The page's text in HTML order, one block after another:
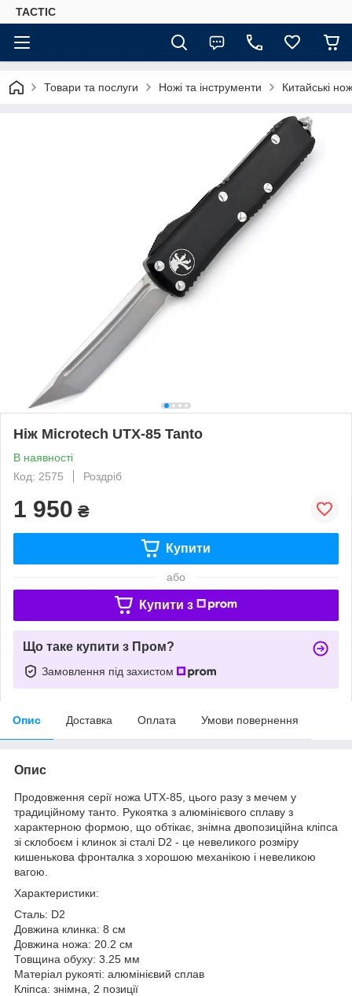
TACTIC
Товари та послуги Ножі та інструменти Китайські
Ніж Microtech UTX-85 Tanto
В наявності
Код: 2575
Роздріб
1 950 ₴
Купити
або
Купити з
Що таке купити з Пром?
Замовлення під захистом
Опис Доставка Оплата Умови повернення
Опис
Продовження серії ножа UTX-85, цього разу з мечем у
традиційному танто. Рукоятка з алюмінієвого сплаву з
характерною формою, що обтікає, знімна двопозиційна кліпса
зі склобоєм і клинок зі сталі D2 - це невеликого розміру
кишенькова фронталка з хорошою механікою і невеликою
вагою.
Характеристики:
Сталь: D2
Довжина клинка: 8 см
Довжина ножа: 20.2 см
Товщина обуху: 3.25 мм
Матеріал рукояті: алюмінієвий сплав
Кліпса: знімна, 2 позиції